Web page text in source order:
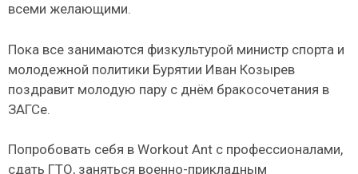
всеми желающими.
Пока все занимаются физкультурой министр спорта и
молодежной политики Бурятии Иван Козырев
поздравит молодую пару с днём бракосочетания в
ЗАГСе.
Попробовать себя в Workout Ant с профессионалами,
сдать ГТО, заняться военно-прикладным